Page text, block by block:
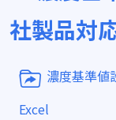
社製品対
濃度基準値
Excel